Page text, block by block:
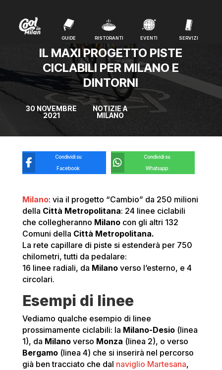
GUIDE RISTORANTI EVENTI SERVIZI
GUIDE RISTORANTI EVENTI SERVIZI
IL MAXI PROGETTO PISTE
CICLABILI PER MILANO E
DINTORNI
30 NOVEMBRE
2021
NOTIZIE A
MILANO
Condividi su
Facebook
Condividi su
Whatsapp
Milano: via il progetto “Cambio” da 250 milioni
della Città Metropolitana: 24 linee ciclabili
che collegheranno Milanocon gli altri 132
Comuni della Città Metropolitana.
La rete capillare di piste si estenderà per 750
chilometri, tutti da pedalare:
16 linee radiali, da Milanoverso l’esterno, e 4
circolari.
Esempi di linee
Vediamo qualche esempio di linee
prossimamente ciclabili: la Milano-Desio(linea
1), da Milanoverso Monza (linea 2), o verso
Bergamo(linea 4) che si inserirà nel percorso
già ben tracciato che dal naviglio Martesana,